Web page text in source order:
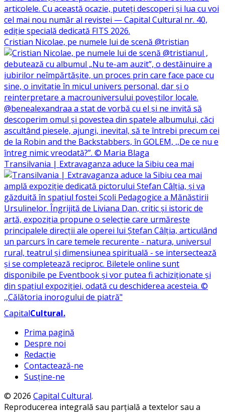
Cristian Nicolae, pe numele lui de scenă @tristian
Transilvania | Extravaganza aduce la Sibiu cea mai
CapitalCultural.
Prima pagină
Despre noi
Redacție
Contactează-ne
Susține-ne
© 2026 Capital Cultural.
Reproducerea integrală sau parțială a textelor sau a